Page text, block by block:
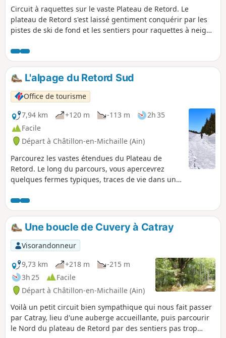
Circuit à raquettes sur le vaste Plateau de Retord. Le
plateau de Retord s'est laissé gentiment conquérir par les
pistes de ski de fond et les sentiers pour raquettes à neige.
permet de grandes balades sans faire beaucoup de
dénivelé.
L'alpage du Retord Sud
Office de tourisme
7,94 km
+120 m -113 m
2h 35
Facile
Départ à Châtillon-en-Michaille (Ain)
Parcourez les vastes étendues du Plateau de
Retord. Le long du parcours, vous apercevrez
quelques fermes typiques, traces de vie dans un
Une boucle de Cuvery à Catray
Visorandonneur
9,73 km
+218 m
-215 m
3h 25
Facile
Départ à Châtillon-en-Michaille (Ain)
Voilà un petit circuit bien sympathique qui nous fait passer
par Catray, lieu d'une auberge accueillante, puis parcourir
le Nord du plateau de Retord par des sentiers pas trop